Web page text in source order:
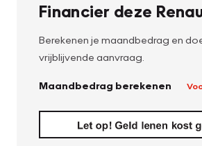
Financier deze
Berekenen je maandbedrag en
vrijblijvende aanvraag.
Maandbedrag berekenen